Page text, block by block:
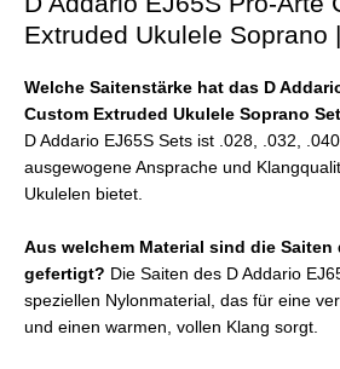
Extruded Ukulele Soprano
Welche Saitenstärke hat das D
Custom Extruded Ukulele Soprano
D Addario EJ65S Sets ist .028, .032,
ausgewogene Ansprache und
Ukulelen bietet.
Aus welchem Material sind die Saiten
gefertigt? Die Saiten des D Addario
speziellen Nylonmaterial, das für eine
und einen warmen, vollen Klang sorgt.